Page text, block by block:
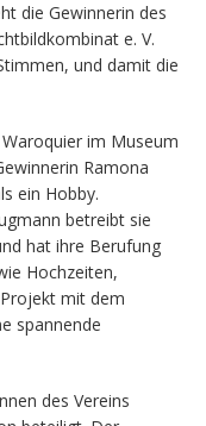
die Gewinnerin des
e. V.
und damit die
im Museum
Ramona
ein Hobby.
betreibt sie
hat ihre Berufung
Hochzeiten,
mit dem
spannende
des Vereins